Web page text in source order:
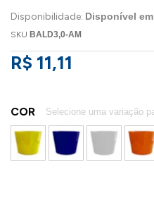
Disponibilidade: Disponível em
SKU BALD3,0-AM
R$ 11,11
COR